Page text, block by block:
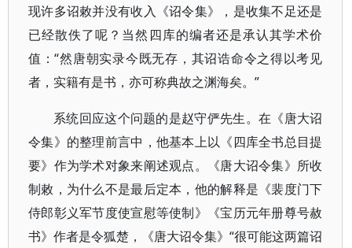
现许多诏敕并没有收入《诏令集》，是收集不足还是
已经散佚了呢？当然四库的编者还是承认其学术价
值：“然唐朝实录今既无存，其诏诰命令之得以考见
者，实籍有是书，亦可称典故之渊海矣。”
系统回应这个问题的是赵守俨先生。在《唐大诏
令集》的整理前言中，他基本上以《四库全书总目提
要》作为学术对象来阐述观点。《唐大诏令集》所收
制敕，为什么不是最后定本，他的解释是《裴度门下
侍郎彰义军节度使宣慰等使制》《宝历元年册尊号赦
书》作者是令狐楚，《唐大诏令集》“很可能这两篇诏